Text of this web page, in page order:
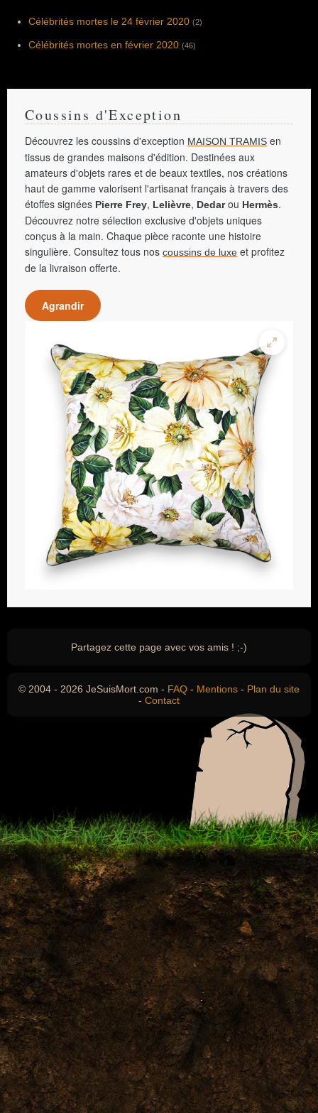
Célébrités mortes le 24 février 2020 (2)
Célébrités mortes en février 2020 (46)
Coussins d'Exception
Découvrez les coussins d'exception MAISON TRAMIS en
tissus de grandes maisons d'édition. Destinées aux
amateurs d'objets rares et de beaux textiles, nos créations
haut de gamme valorisent l'artisanat français à travers des
étoffes signées Pierre Frey, Lelièvre, Dedarou Hermès.
Découvrez notre sélection exclusive d'objets uniques
conçus à la main. Chaque pièce raconte une histoire
singulière. Consultez tous nos coussins de luxe et profitez
de la livraison offerte.
Agrandir
Partagez cette page avec vos amis ! ;-)
© 2004 - 2026 JeSuisMort.com - FAQ - Mentions - Plan du site
- Contact